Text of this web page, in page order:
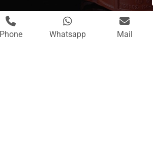
Phone Whatsapp Mail